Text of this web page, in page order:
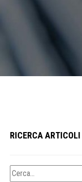
RICERCA ARTICOLI